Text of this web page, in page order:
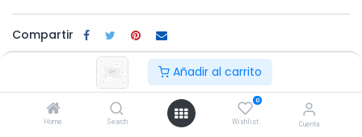
Añadir al carrito
Home Search
0
Wishlist Cuenta
Compartir
Terminos y condiciones:
100% original
Devolución en
Entrega